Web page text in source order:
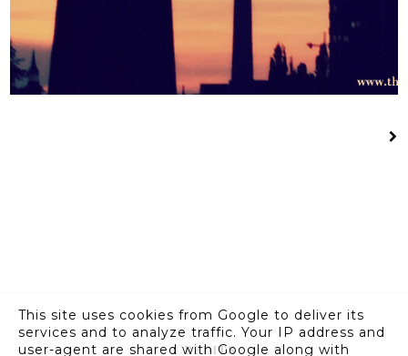
Credits
This site uses cookies from Google to deliver its
services and to analyze traffic. Your IP address and
user-agent are shared with Google along with